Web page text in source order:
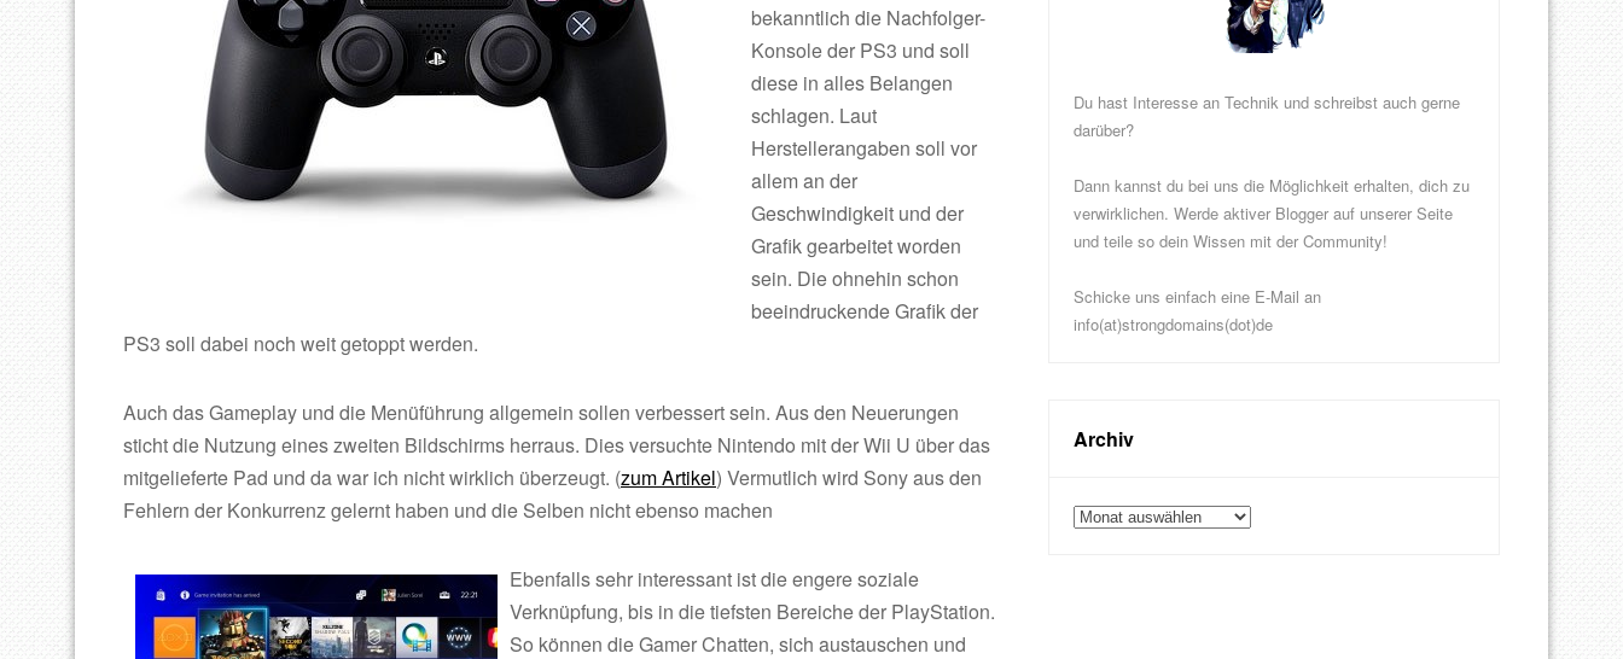
bekanntlich die Nachfolger-
Konsole der PS3 und soll
diese in alles Belangen
schlagen. Laut
Herstellerangaben soll vor
allem an der
Geschwindigkeit und der
Grafik gearbeitet worden
sein. Die ohnehin schon
beeindruckende Grafik der
PS3 soll dabei noch weit getoppt werden.
Auch das Gameplay und die Menüführung allgemein sollen verbessert sein. Aus den Neuerungen
sticht die Nutzung eines zweiten Bildschirms herraus. Dies versuchte Nintendo mit der Wii U über das
mitgelieferte Pad und da war ich nicht wirklich überzeugt. (zum Artikel) Vermutlich wird Sony aus den
Fehlern der Konkurrenz gelernt haben und die Selben nicht ebenso machen
Ebenfalls sehr interessant ist die engere soziale
Verknüpfung, bis in die tiefsten Bereiche der PlayStation.
So können die Gamer Chatten, sich austauschen und
Du hast Interesse an Technik und schreibst auch gerne
darüber?
Dann kannst du bei uns die Möglichkeit erhalten, dich zu
verwirklichen. Werde aktiver Blogger auf unserer Seite
und teile so dein Wissen mit der Community!
Schicke uns einfach eine E-Mail an
info(at)strongdomains(dot)de
Archiv
Archiv